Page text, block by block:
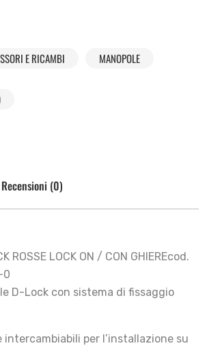
E RICAMBI MANOPOLE
Recensioni (0)
ROSSE LOCK ON / CON GHIEREcod.
0
D-Lock con sistema di fissaggio
per l’installazione su